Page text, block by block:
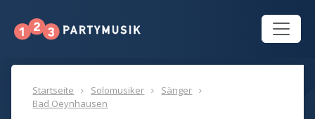
Startseite Solomusiker
Sänger
Bad Oeynhausen